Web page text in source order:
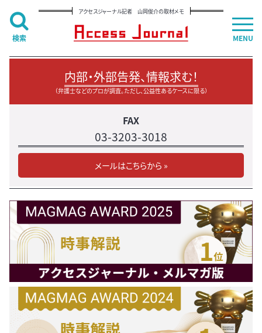
アクセスジャーナル記者 山岡俊介の取材メモ
内部・外部告発、情報求む！
（弁護士などのプロが調査。ただし、公益性あるケースに限る）
FAX
03-3203-3018
メールはこちらから »
MENU
検索